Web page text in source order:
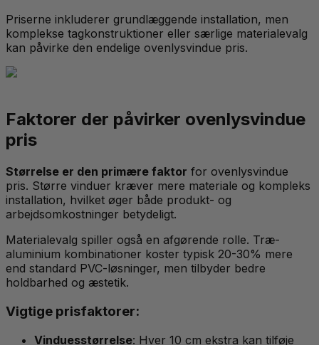
Priserne inkluderer grundlæggende installation, men
komplekse tagkonstruktioner eller særlige materialevalg
kan påvirke den endelige ovenlysvindue pris.
Faktorer der påvirker ovenlysvindue
pris
Størrelse er den primære faktor for ovenlysvindue
pris. Større vinduer kræver mere materiale og kompleks
installation, hvilket øger både produkt- og
arbejdsomkostninger betydeligt.
Materialevalg spiller også en afgørende rolle. Træ-
aluminium kombinationer koster typisk 20-30% mere
end standard PVC-løsninger, men tilbyder bedre
holdbarhed og æstetik.
Vigtige prisfaktorer:
Vinduesstørrelse: Hver 10 cm ekstra kan tilføje